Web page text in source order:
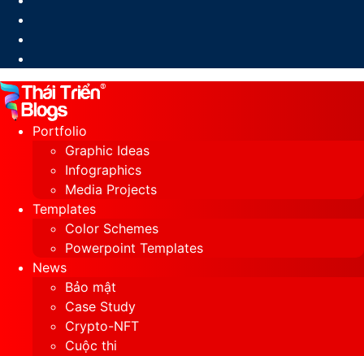
Portfolio
Graphic Ideas
Infographics
Media Projects
Templates
Color Schemes
Powerpoint Templates
News
Bảo mật
Case Study
Crypto-NFT
Cuộc thi